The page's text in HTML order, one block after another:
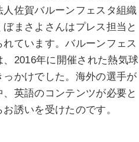
人佐賀バルーンフェスタ組織
まさよさんはプレス担当と
れています。バルーンフェス
、2016年に開催された熱気球
っかけでした。海外の選手が
英語のコンテンツが必要と
誘いを受けたのです。